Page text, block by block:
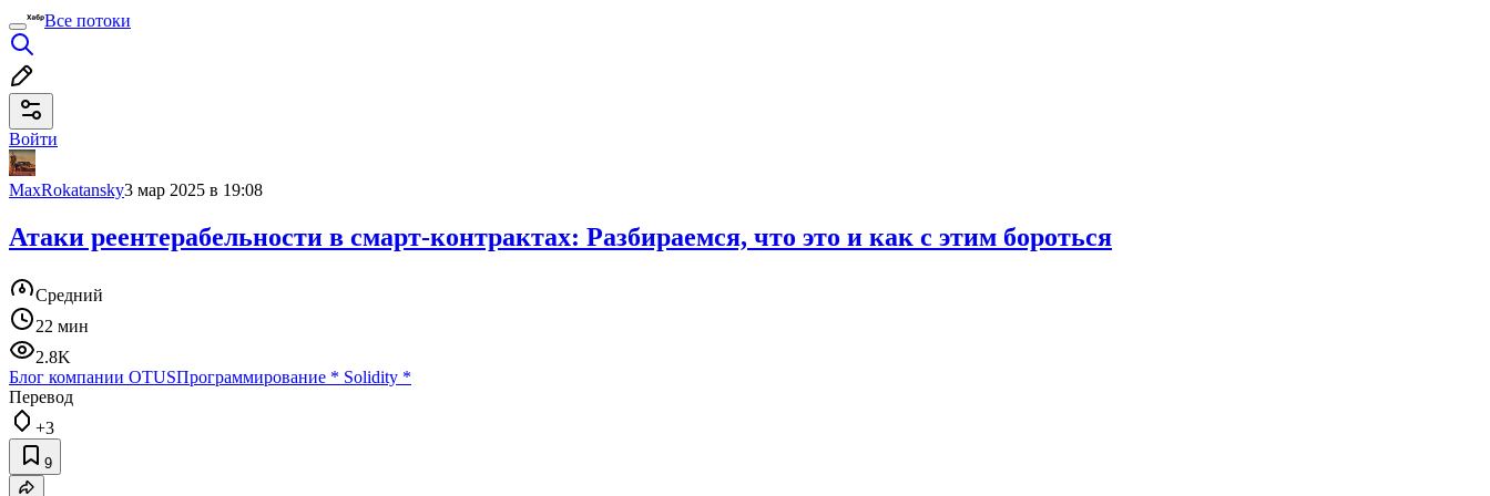
Все потоки
Войти
MaxRokatansky3 мар 2025 в 19:08
Атаки реентерабельности в смарт-контрактах: Разбираемся, что это и как с этим бороться
Средний
22 мин
2.8K
Блог компании OTUSПрограммирование * Solidity *
Перевод
+3
9